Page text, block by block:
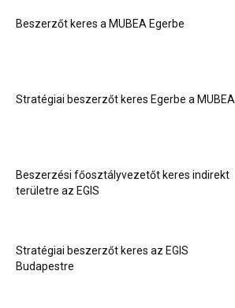
Beszerzőt keres a MUBEA Egerbe
Stratégiai beszerzőt keres Egerbe a MUBEA
Beszerzési főosztályvezetőt keres indirekt
területre az EGIS
Stratégiai beszerzőt keres az EGIS
Budapestre